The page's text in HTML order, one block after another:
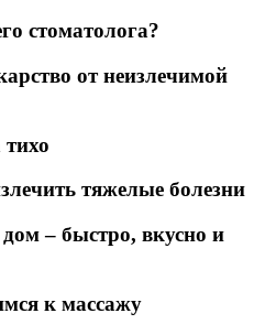
стоматолога?
от неизлечимой
тяжелые болезни
– быстро, вкусно и
к массажу